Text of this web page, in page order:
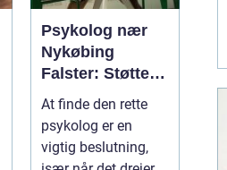
Psykolog nær
Nykøbing
Falster: Støtte til
børn og unge
At finde den rette
psykolog er en
vigtig beslutning,